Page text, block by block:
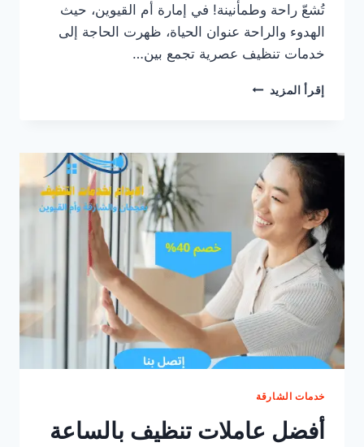
تُشعّ راحة وطمأنينة! في إمارة أم القيوين، حيث
الهدوء والراحة عنوان الحياة، ظهرت الحاجة إلى
خدمات تنظيف عصرية تجمع بين…
إقرأ المزيد شركة
القيوين
|0547557544|
خصم30%
خدمات الشارقة
أفضل عاملات تنظيف بالساعة